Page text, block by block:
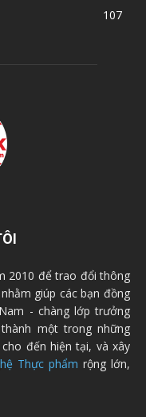
107
2010 để trao đổi thông
giúp các bạn đồng
- chàng lớp trưởng
một trong những
đến hiện tại, và xây
Thực phẩm rộng lớn,